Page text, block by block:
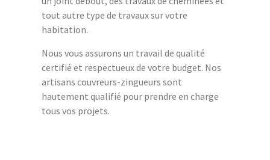
tout autre type de travaux sur votre
habitation.
Nous vous assurons un travail de qualité
certifié et respectueux de votre budget. Nos
artisans couvreurs-zingueurs sont
hautement qualifié pour prendre en charge
tous vos projets.